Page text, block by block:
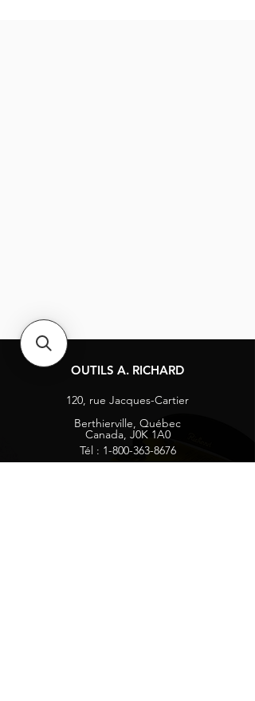
OUTILS A. RICHARD
120, rue Jacques-Cartier
Berthierville, Québec
Canada, J0K 1A0
Tél : 1-800-363-8676